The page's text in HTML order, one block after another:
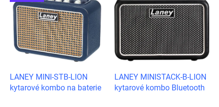
LANEY MINI-STB-LION
kytarové kombo na baterie
LANEY MINISTACK-B-LION
kytarové kombo Bluetooth